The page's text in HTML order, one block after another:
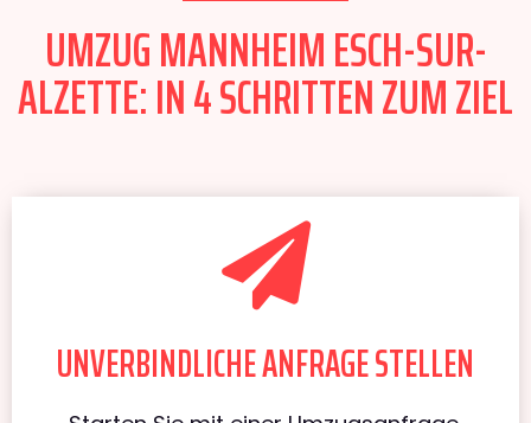
UMZUG MANNHEIM ESCH-SUR-
ALZETTE: IN 4 SCHRITTEN ZUM ZIEL
UNVERBINDLICHE ANFRAGE STELLEN